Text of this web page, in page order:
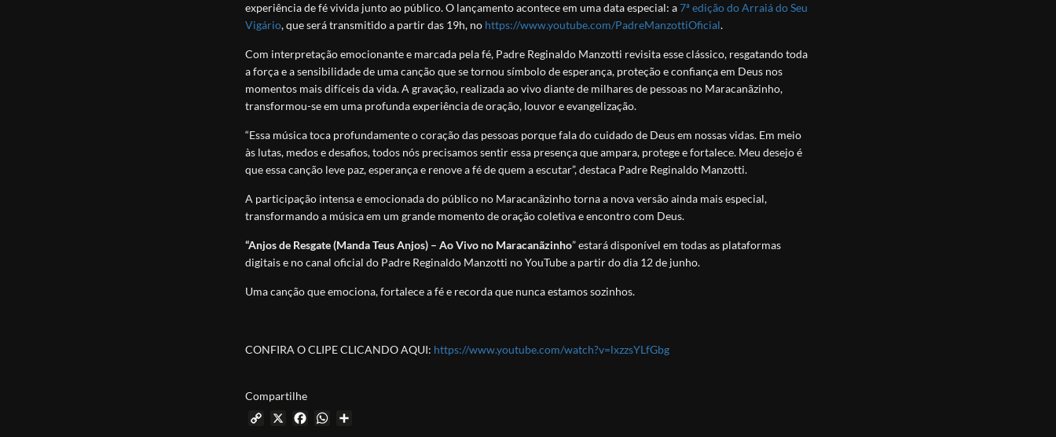
experiência de fé vivida junto ao público. O lançamento acontece em uma data especial: a7ª edição do Arraiá do Seu
Vigário, que será transmitido a partir das 19h, no https://www.youtube.com/PadreManzottiOficial.
Com interpretação emocionante e marcada pela fé, Padre Reginaldo Manzotti revisita esse clássico, resgatando toda
a força e a sensibilidade de uma canção que se tornou símbolo de esperança, proteção e confiança em Deus nos
momentos mais difíceis da vida. A gravação, realizada ao vivo diante de milhares de pessoas no Maracanãzinho,
transformou-se em uma profunda experiência de oração, louvor e evangelização.
“Essa música toca profundamente o coração das pessoas porque fala do cuidado de Deus em nossas vidas. Em meio
às lutas, medos e desafios, todos nós precisamos sentir essa presença que ampara, protege e fortalece. Meu desejo é
que essa canção leve paz, esperança e renove a fé de quem a escutar”,destaca Padre Reginaldo Manzotti.
A participação intensa e emocionada do público no Maracanãzinho torna a nova versão ainda mais especial,
transformando a música em um grande momento de oração coletiva e encontro com Deus.
“Anjos de Resgate (Manda Teus Anjos) – Ao Vivo no Maracanãzinho” estará disponível em todas as plataformas
digitais e no canal oficial do Padre Reginaldo Manzotti no YouTube a partir do dia 12 de junho.
Uma canção que emociona, fortalece a fé e recorda que nunca estamos sozinhos.
CONFIRA O CLIPE CLICANDO AQUI: https://www.youtube.com/watch?v=lxzzsYLfGbg
Compartilhe
Copy
FacebookWhatsApp